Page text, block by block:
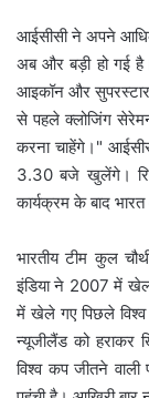
आईसीसी ने अपने
अब और बड़ी हो गई
आइकॉन और सुपरस्टार
से पहले क्लोजिंग
करना चाहेंगे।"
3.30 बजे खुलेंगे।
कार्यक्रम के बाद
भारतीय टीम कुल
इंडिया ने 2007 में
में खेले गए पिछले विश्व
न्यूजीलैंड को हराकर
विश्व कप जीतने